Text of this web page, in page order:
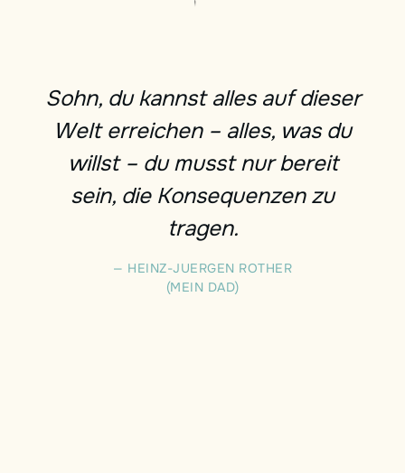
Sohn, du kannst alles auf dieser
Welt erreichen – alles, was du
willst – du musst nur bereit
sein, die Konsequenzen zu
tragen.
HEINZ-JUERGEN ROTHER
(MEIN DAD)